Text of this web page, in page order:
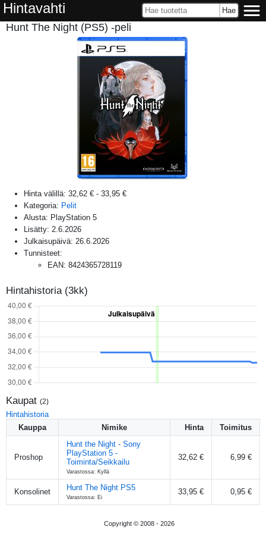
Hintavahti
Hunt The Night (PS5) -peli
Hinta välillä: 32,62 € - 33,95 €
Kategoria: Pelit
Alusta: PlayStation 5
Lisätty: 2.6.2026
Julkaisupäivä: 26.6.2026
Tunnisteet:
EAN: 8424365728119
Hintahistoria (3kk)
Kaupat (2)
Hintahistoria
Kauppa
Nimike Hinta Toimitus
Proshop
Hunt the Night - Sony
PlayStation 5 -
Toiminta/Seikkailu
Varastossa: Kyllä
32,62 € 6,99 €
Konsolinet Hunt The Night PS5
Varastossa: Ei
33,95 € 0,95 €
Copyright © 2008 - 2026